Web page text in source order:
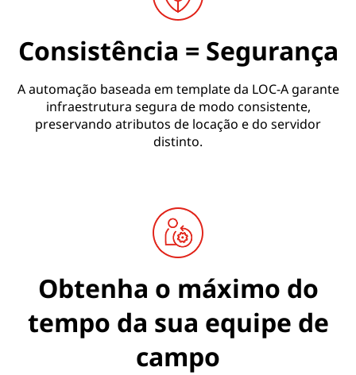
Consistência = Segurança
A automação baseada em template da LOC-A garante
infraestrutura segura de modo consistente,
preservando atributos de locação e do servidor
distinto.
Obtenha o máximo do
tempo da sua equipe de
campo